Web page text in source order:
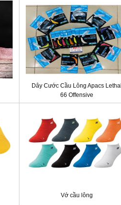
Dây Cước Cầu Lông Apacs Lethal
66 Offensive
Vớ cầu lông